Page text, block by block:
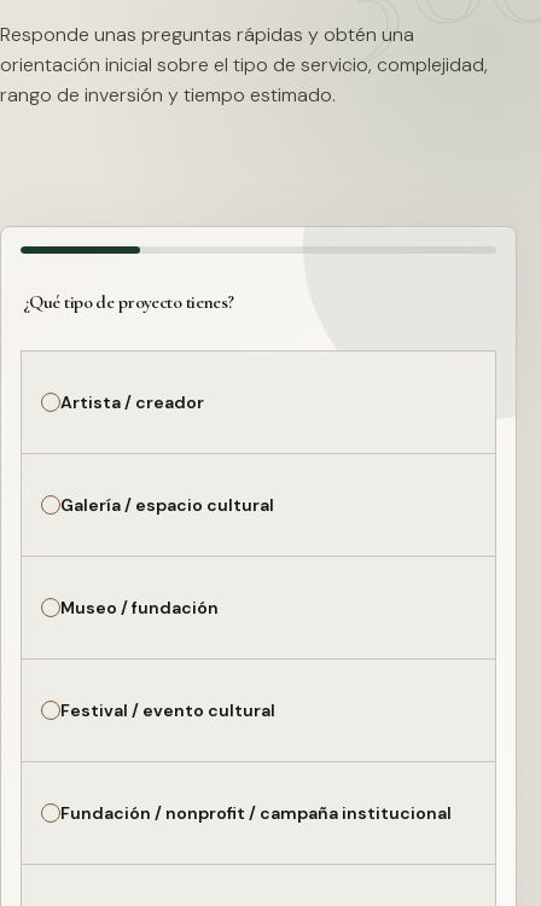
Responde unas preguntas rápidas y obtén una
orientación inicial sobre el tipo de servicio, complejidad,
rango de inversión y tiempo estimado.
¿Qué tipo de proyecto tienes?
Artista / creador
Galería / espacio cultural
Museo / fundación
Festival / evento cultural
Fundación / nonprofit / campaña institucional